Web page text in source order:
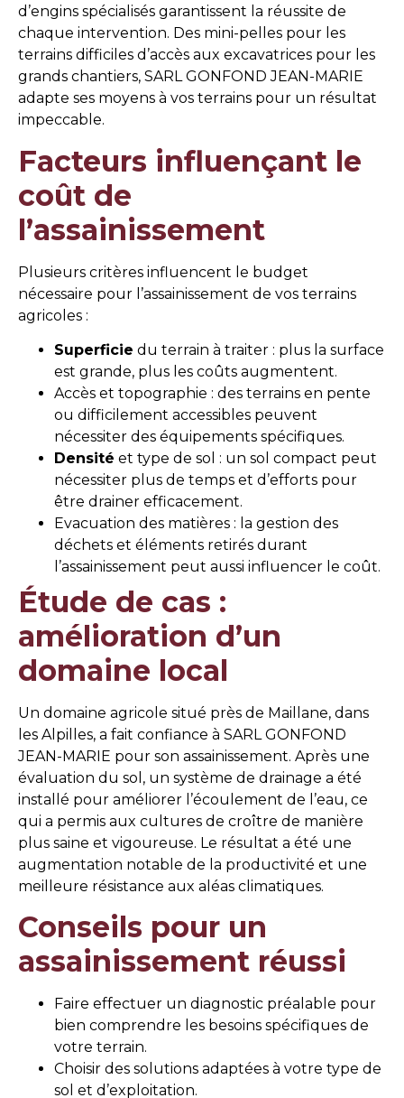
d’engins spécialisés garantissent la réussite de
chaque intervention. Des mini-pelles pour les
terrains difficiles d’accès aux excavatrices pour les
grands chantiers, SARL GONFOND JEAN-MARIE
adapte ses moyens à vos terrains pour un résultat
impeccable.
Facteurs influençant le
coût de
l’assainissement
Plusieurs critères influencent le budget
nécessaire pour l’assainissement de vos terrains
agricoles :
Superficie du terrain à traiter : plus la surface
est grande, plus les coûts augmentent.
Accès et topographie : des terrains en pente
ou difficilement accessibles peuvent
nécessiter des équipements spécifiques.
Densité et type de sol : un sol compact peut
nécessiter plus de temps et d’efforts pour
être drainer efficacement.
Evacuation des matières : la gestion des
déchets et éléments retirés durant
l’assainissement peut aussi influencer le coût.
Étude de cas :
amélioration d’un
domaine local
Un domaine agricole situé près de Maillane, dans
les Alpilles, a fait confiance à SARL GONFOND
JEAN-MARIE pour son assainissement. Après une
évaluation du sol, un système de drainage a été
installé pour améliorer l’écoulement de l’eau, ce
qui a permis aux cultures de croître de manière
plus saine et vigoureuse. Le résultat a été une
augmentation notable de la productivité et une
meilleure résistance aux aléas climatiques.
Conseils pour un
assainissement réussi
Faire effectuer un diagnostic préalable pour
bien comprendre les besoins spécifiques de
votre terrain.
Choisir des solutions adaptées à votre type de
sol et d’exploitation.